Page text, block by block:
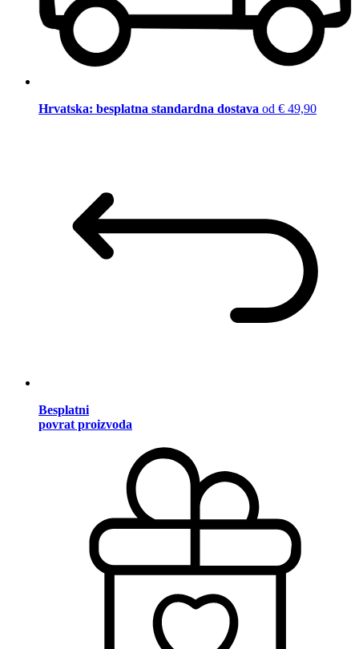
Hrvatska: besplatna standardna dostava od € 49,90
Besplatni
povrat proizvoda